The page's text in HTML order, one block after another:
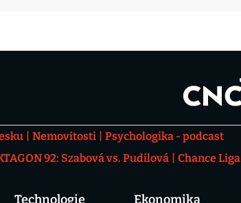
Nemovitosti
Psychologika - podcast
92: Szabová vs. Pudilová
Chance Liga
Technologie Ekonomika